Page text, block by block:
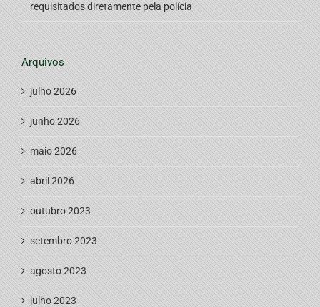
requisitados diretamente pela polícia
Arquivos
julho 2026
junho 2026
maio 2026
abril 2026
outubro 2023
setembro 2023
agosto 2023
julho 2023